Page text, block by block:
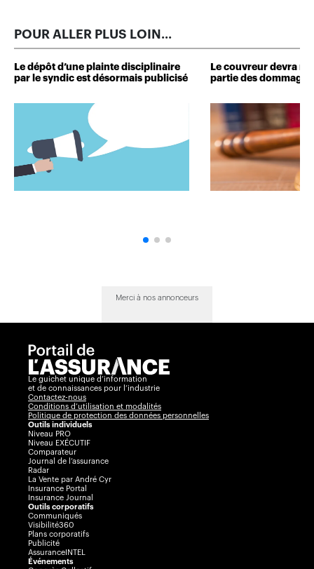
POUR ALLER PLUS LOIN...
Le dépôt d’une plainte disciplinaire
par le syndic est désormais publicisé
Le couvreur devra
partie des dommages
Merci à nos annonceurs
Le guichet unique d’information
et de connaissances pour l’industrie
Contactez-nous
Conditions d’utilisation et modalités
Politique de protection des données personnelles
Outils individuels
Niveau PRO
Niveau EXÉCUTIF
Comparateur
Journal de l’assurance
Radar
La Vente par André Cyr
Insurance Portal
Insurance Journal
Outils corporatifs
Communiqués
Visibilité360
Plans corporatifs
Publicité
AssuranceINTEL
Événements